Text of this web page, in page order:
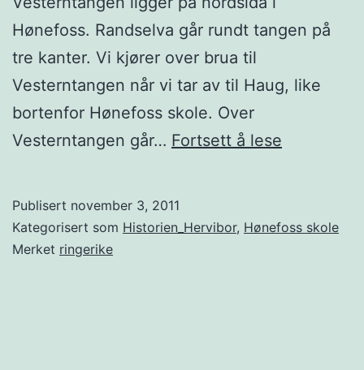
Hønefoss. Randselva går rundt tangen på
tre kanter. Vi kjører over brua til
Vesterntangen når vi tar av til Haug, like
bortenfor Hønefoss skole. Over
Vesterntangen går… Fortsett å lese
Publisert november 3, 2011
Kategorisert som Historien_Hervibor, Hønefoss skole
Merket ringerike